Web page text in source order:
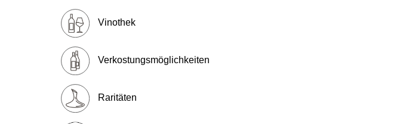
Vinothek
Verkostungsmöglichkeiten
Raritäten